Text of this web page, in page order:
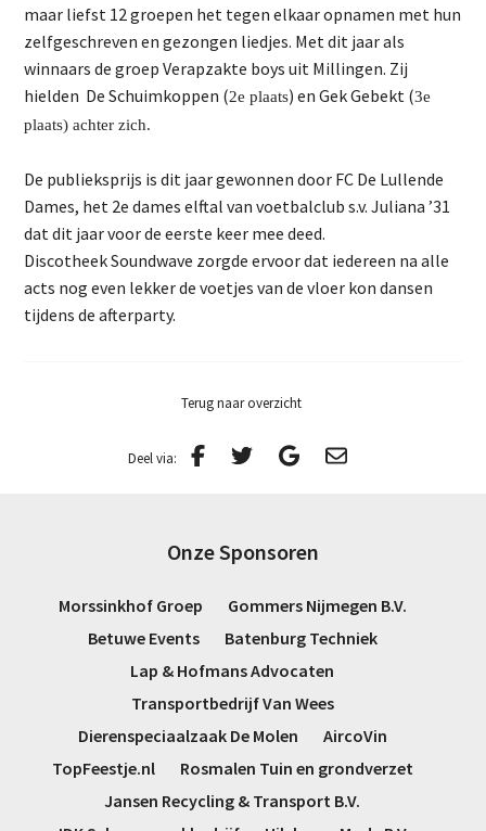
maar liefst 12 groepen het tegen elkaar opnamen met hun
zelfgeschreven en gezongen liedjes. Met dit jaar als
winnaars de groep Verapzakte boys uit Millingen. Zij
hielden De Schuimkoppen (2e plaats) en Gek Gebekt (3e
plaats) achter zich.
De publieksprijs is dit jaar gewonnen door FC De Lullende
Dames, het 2e dames elftal van voetbalclub s.v. Juliana ’31
dat dit jaar voor de eerste keer mee deed.
Discotheek Soundwave zorgde ervoor dat iedereen na alle
acts nog even lekker de voetjes van de vloer kon dansen
tijdens de afterparty.
Terug naar overzicht
Deel via:
Onze Sponsoren
Morssinkhof Groep
Gommers Nijmegen B.V.
Betuwe Events
Batenburg Techniek
Lap & Hofmans Advocaten
Transportbedrijf Van Wees
Dierenspeciaalzaak De Molen
AircoVin
TopFeestje.nl
Rosmalen Tuin en grondverzet
Jansen Recycling & Transport B.V.